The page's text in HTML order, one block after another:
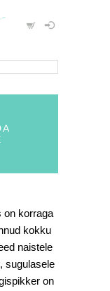
on korraga
kokku
naistele
sugulasele
on